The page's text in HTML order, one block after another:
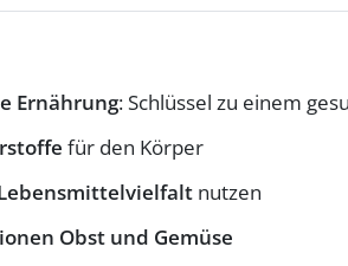
Ernährung: Schlüssel zu einem
für den Körper
nutzen
Obst und Gemüse